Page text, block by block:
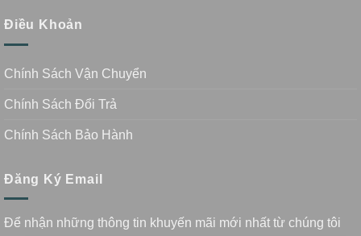
Điều Khoản
Chính Sách Vận Chuyển
Chính Sách Đổi Trả
Chính Sách Bảo Hành
Đăng Ký Email
Để nhận những thông tin khuyến mãi mới nhất từ chúng tôi